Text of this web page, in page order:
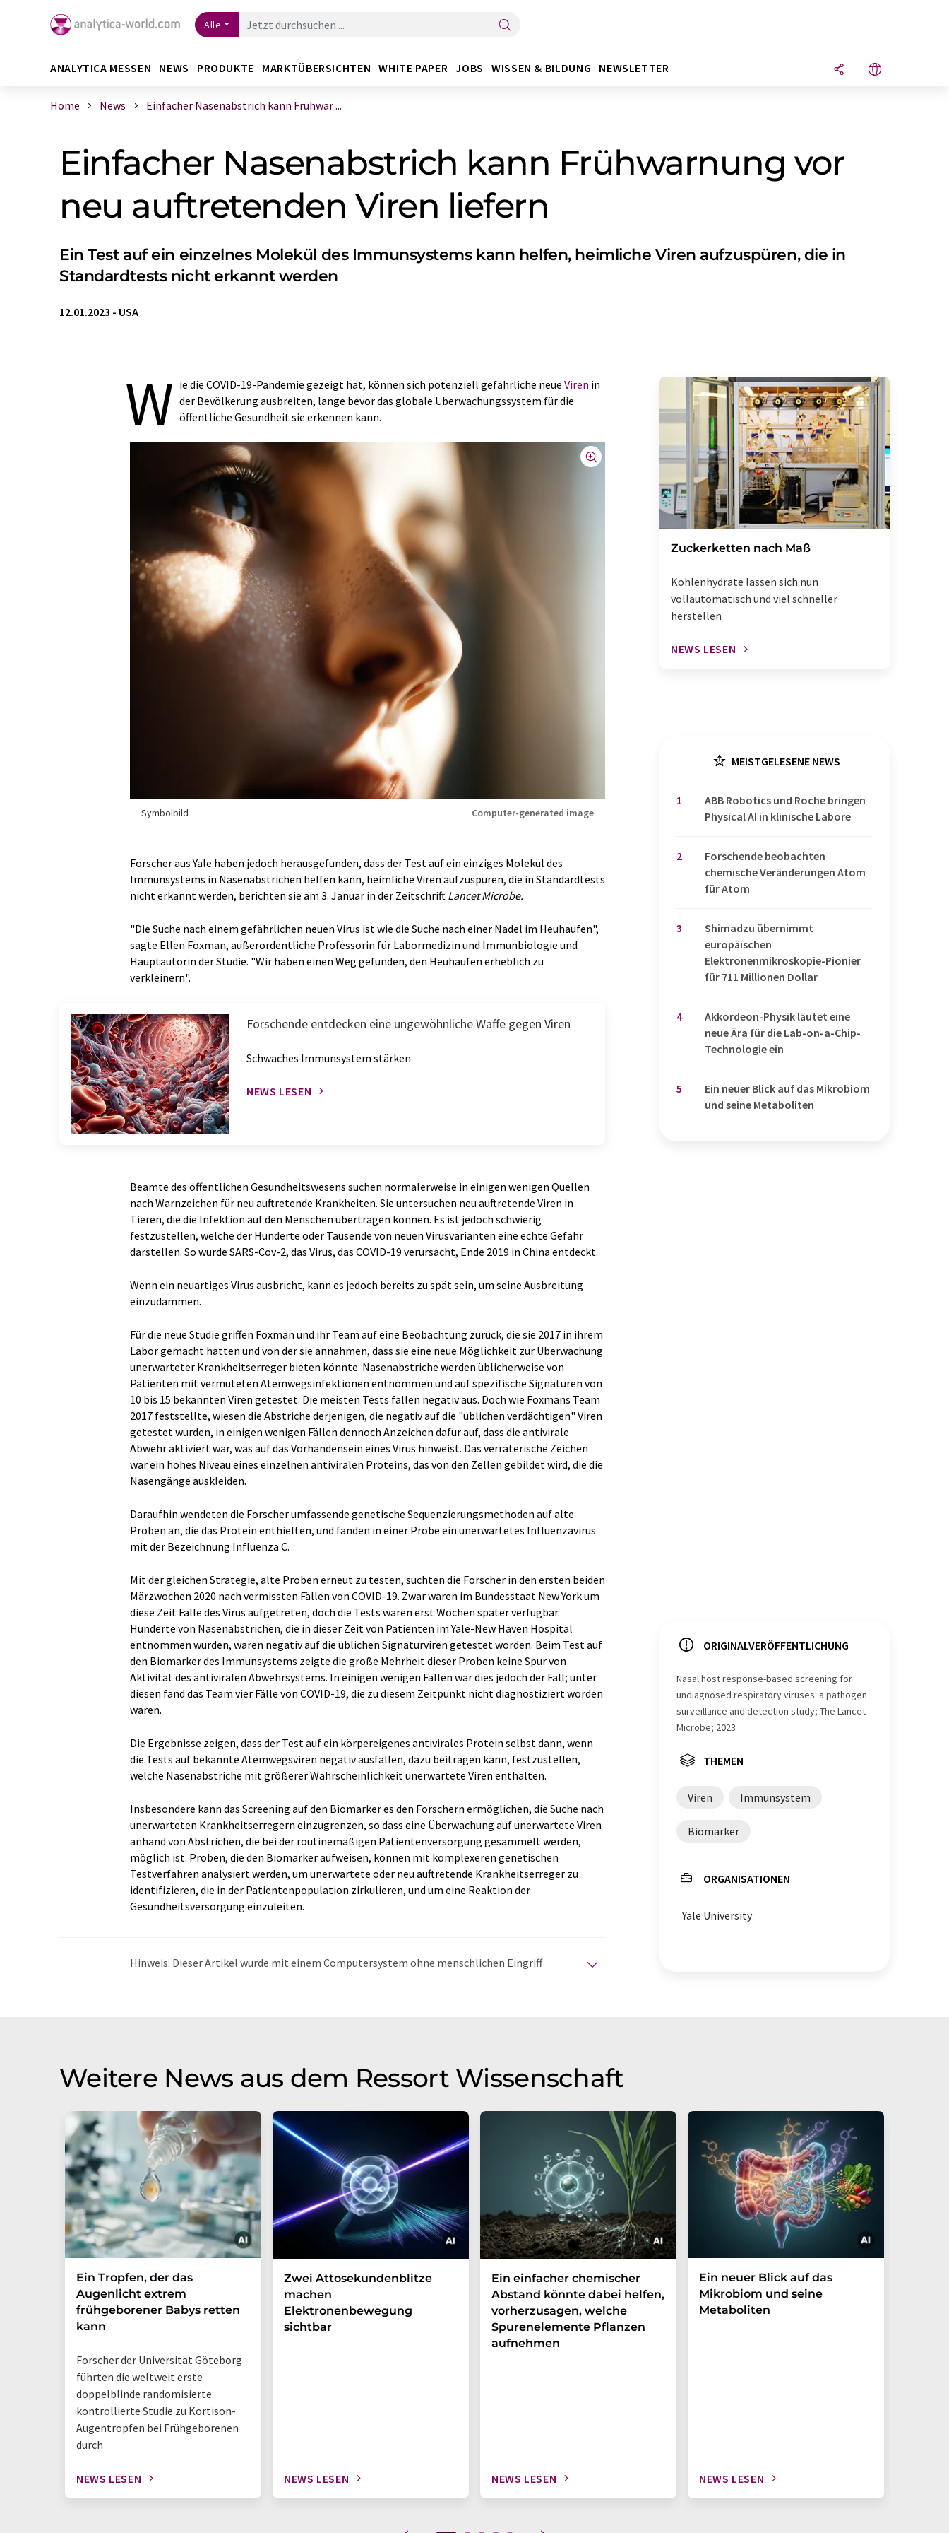
Alle
ANALYTICA MESSEN NEWS PRODUKTE MARKTÜBERSICHTEN WHITE PAPER JOBS WISSEN & BILDUNG NEWSLETTER
Home News Einfacher Nasenabstrich kann Frühwar ...
Einfacher Nasenabstrich kann Frühwarnung vor
neu auftretenden Viren liefern
Ein Test auf ein einzelnes Molekül des Immunsystems kann helfen, heimliche Viren aufzuspüren, die in
Standardtests nicht erkannt werden
12.01.2023 - USA
W ie die COVID-19-Pandemie gezeigt hat, können sich potenziell gefährliche neue Viren in
der Bevölkerung ausbreiten, lange bevor das globale Überwachungssystem für die
öffentliche Gesundheit sie erkennen kann.
Symbolbild Computer-generated image
Forscher aus Yale haben jedoch herausgefunden, dass der Test auf ein einziges Molekül des
Immunsystems in Nasenabstrichen helfen kann, heimliche Viren aufzuspüren, die in Standardtests
nicht erkannt werden, berichten sie am 3. Januar in der Zeitschrift Lancet Microbe.
"Die Suche nach einem gefährlichen neuen Virus ist wie die Suche nach einer Nadel im Heuhaufen",
sagte Ellen Foxman, außerordentliche Professorin für Labormedizin und Immunbiologie und
Hauptautorin der Studie. "Wir haben einen Weg gefunden, den Heuhaufen erheblich zu
verkleinern".
Forschende entdecken eine ungewöhnliche Waffe gegen Viren
Schwaches Immunsystem stärken
NEWS LESEN
Beamte des öffentlichen Gesundheitswesens suchen normalerweise in einigen wenigen Quellen
nach Warnzeichen für neu auftretende Krankheiten. Sie untersuchen neu auftretende Viren in
Tieren, die die Infektion auf den Menschen übertragen können. Es ist jedoch schwierig
festzustellen, welche der Hunderte oder Tausende von neuen Virusvarianten eine echte Gefahr
darstellen. So wurde SARS-Cov-2, das Virus, das COVID-19 verursacht, Ende 2019 in China entdeckt.
Wenn ein neuartiges Virus ausbricht, kann es jedoch bereits zu spät sein, um seine Ausbreitung
einzudämmen.
Für die neue Studie griffen Foxman und ihr Team auf eine Beobachtung zurück, die sie 2017 in ihrem
Labor gemacht hatten und von der sie annahmen, dass sie eine neue Möglichkeit zur Überwachung
unerwarteter Krankheitserreger bieten könnte. Nasenabstriche werden üblicherweise von
Patienten mit vermuteten Atemwegsinfektionen entnommen und auf spezifische Signaturen von
10 bis 15 bekannten Viren getestet. Die meisten Tests fallen negativ aus. Doch wie Foxmans Team
2017 feststellte, wiesen die Abstriche derjenigen, die negativ auf die "üblichen verdächtigen" Viren
getestet wurden, in einigen wenigen Fällen dennoch Anzeichen dafür auf, dass die antivirale
Abwehr aktiviert war, was auf das Vorhandensein eines Virus hinweist. Das verräterische Zeichen
war ein hohes Niveau eines einzelnen antiviralen Proteins, das von den Zellen gebildet wird, die die
Nasengänge auskleiden.
Daraufhin wendeten die Forscher umfassende genetische Sequenzierungsmethoden auf alte
Proben an, die das Protein enthielten, und fanden in einer Probe ein unerwartetes Influenzavirus
mit der Bezeichnung Influenza C.
Mit der gleichen Strategie, alte Proben erneut zu testen, suchten die Forscher in den ersten beiden
Märzwochen 2020 nach vermissten Fällen von COVID-19. Zwar waren im Bundesstaat New York um
diese Zeit Fälle des Virus aufgetreten, doch die Tests waren erst Wochen später verfügbar.
Hunderte von Nasenabstrichen, die in dieser Zeit von Patienten im Yale-New Haven Hospital
entnommen wurden, waren negativ auf die üblichen Signaturviren getestet worden. Beim Test auf
den Biomarker des Immunsystems zeigte die große Mehrheit dieser Proben keine Spur von
Aktivität des antiviralen Abwehrsystems. In einigen wenigen Fällen war dies jedoch der Fall; unter
diesen fand das Team vier Fälle von COVID-19, die zu diesem Zeitpunkt nicht diagnostiziert worden
waren.
Die Ergebnisse zeigen, dass der Test auf ein körpereigenes antivirales Protein selbst dann, wenn
die Tests auf bekannte Atemwegsviren negativ ausfallen, dazu beitragen kann, festzustellen,
welche Nasenabstriche mit größerer Wahrscheinlichkeit unerwartete Viren enthalten.
Insbesondere kann das Screening auf den Biomarker es den Forschern ermöglichen, die Suche nach
unerwarteten Krankheitserregern einzugrenzen, so dass eine Überwachung auf unerwartete Viren
anhand von Abstrichen, die bei der routinemäßigen Patientenversorgung gesammelt werden,
möglich ist. Proben, die den Biomarker aufweisen, können mit komplexeren genetischen
Testverfahren analysiert werden, um unerwartete oder neu auftretende Krankheitserreger zu
identifizieren, die in der Patientenpopulation zirkulieren, und um eine Reaktion der
Gesundheitsversorgung einzuleiten.
Hinweis: Dieser Artikel wurde mit einem Computersystem ohne menschlichen Eingriff
Zuckerketten nach Maß
Kohlenhydrate lassen sich nun
vollautomatisch und viel schneller
herstellen
NEWS LESEN
MEISTGELESENE NEWS
1
​​​​​​​ABB Robotics und Roche bringen
Physical AI in klinische Labore
2
Forschende beobachten
chemische Veränderungen Atom
für Atom
3
Shimadzu übernimmt
europäischen
Elektronenmikroskopie-Pionier
für 711 Millionen Dollar
4
Akkordeon-Physik läutet eine
neue Ära für die Lab-on-a-Chip-
Technologie ein
5
Ein neuer Blick auf das Mikrobiom
und seine Metaboliten
ORIGINALVERÖFFENTLICHUNG
Nasal host response-based screening for
undiagnosed respiratory viruses: a pathogen
surveillance and detection study; The Lancet
Microbe; 2023
THEMEN
Viren Immunsystem
Biomarker
ORGANISATIONEN
Yale University
Weitere News aus dem Ressort Wissenschaft
Ein Tropfen, der das
Augenlicht extrem
frühgeborener Babys retten
kann
Forscher der Universität Göteborg
führten die weltweit erste
doppelblinde randomisierte
kontrollierte Studie zu Kortison-
Augentropfen bei Frühgeborenen
durch
NEWS LESEN
Zwei Attosekundenblitze
machen
Elektronenbewegung
sichtbar
NEWS LESEN
Ein einfacher chemischer
Abstand könnte dabei helfen,
vorherzusagen, welche
Spurenelemente Pflanzen
aufnehmen
NEWS LESEN
Ein neuer Blick auf das
Mikrobiom und seine
Metaboliten
NEWS LESEN